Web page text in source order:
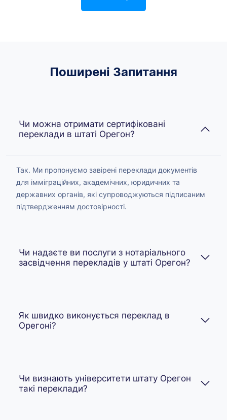
Поширені Запитання
Чи можна отримати сертифіковані
переклади в штаті Орегон?
Так. Ми пропонуємо завірені переклади документів
для імміграційних, академічних, юридичних та
державних органів, які супроводжуються підписаним
підтвердженням достовірності.
Чи надаєте ви послуги з нотаріального
засвідчення перекладів у штаті Орегон?
Як швидко виконується переклад в
Орегоні?
Чи визнають університети штату Орегон
такі переклади?